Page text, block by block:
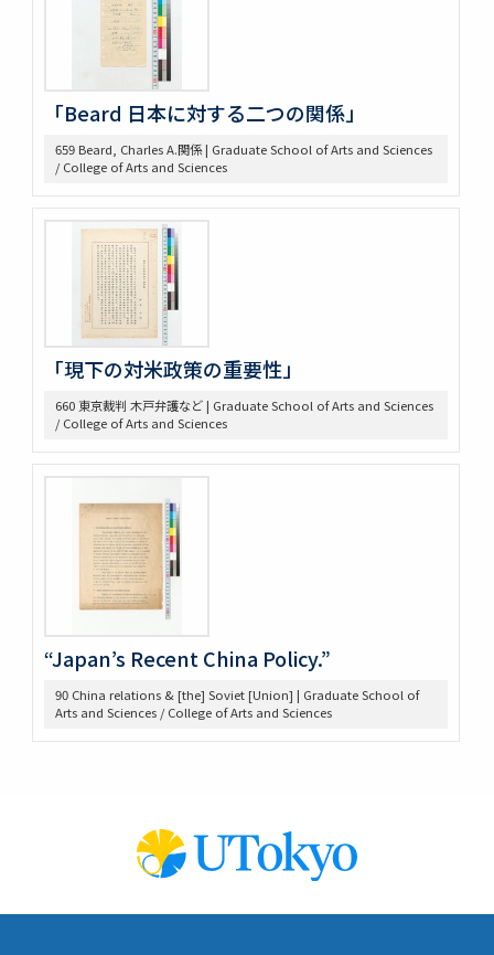
440 2. Lecture Notes + Reading Notes
441 1. U. Chicago
445 6. American Constitutional History, Prof. McIlwain
575 Magsaysay Award
583 Neesima, Joe
594 Peace Machinery
629 新渡戸英文著作集関係書類
636 高木原稿 米国革命の政治思想、基本的人権
637 高木原稿(東大以外での講演)
644 NRA関係資料
645 高木原稿とメモ(革新主義)
646 高木原稿とメモ (economic revolution)
648 高木原稿 (奴隷問題)
649 高木原稿、メモ (参政権)
650 高木原稿、メモ
652 高木原稿
653 高木 講義原稿
657 高木論文原稿など
658 政治学研究会
659 Beard, Charles A.関係
660 東京裁判 木戸弁護など
663 アメリカ研究セミナー
665 原典アメリカ史関係
674 戦争犯罪関係
677 Foreign Affairs 寄稿論文原稿
678 Farrand著「米国発達史概説」翻訳の件
682 Rockefeller Found.関係
690 アメリカ政治関係原稿等
691 Jameson, J. F.
698 満州事変、上海事変
「Beard 日本に対する二つの関係」
659 Beard, Charles A.関係 | Graduate School of Arts and Sciences
/ College of Arts and Sciences
「現下の対米政策の重要性」
660 東京裁判 木戸弁護など | Graduate School of Arts and Sciences
/ College of Arts and Sciences
“Japan’s Recent China Policy.”
90 China relations & [the] Soviet [Union] | Graduate School of
Arts and Sciences / College of Arts and Sciences